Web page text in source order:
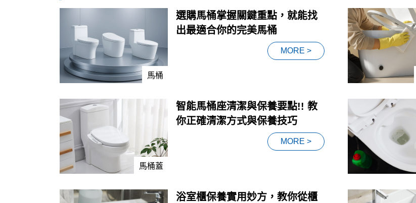
馬桶
選購馬桶掌握關鍵重點，就能找
出最適合你的完美馬桶
MORE >
馬桶蓋
智能馬桶座清潔與保養要點!! 教
你正確清潔方式與保養技巧
MORE >
浴室櫃保養實用妙方，教你從櫃